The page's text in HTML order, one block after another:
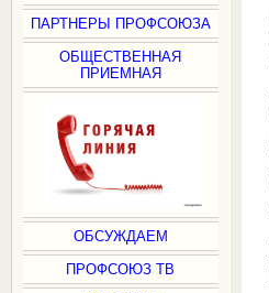
ПАРТНЕРЫ ПРОФСОЮЗА
ОБЩЕСТВЕННАЯ
ПРИЕМНАЯ
ОБСУЖДАЕМ
ПРОФСОЮЗ ТВ